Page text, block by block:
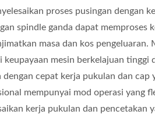
proses pusingan dengan
spindle ganda dapat memproses
masa dan kos pengeluaran.
keupayaan mesin berkelajuan tinggi
dengan cepat kerja pukulan dan cap
mempunyai mod operasi yang
kerja pukulan dan pencetakan